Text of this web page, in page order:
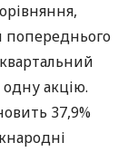
попереднього
акцію.
37,9%